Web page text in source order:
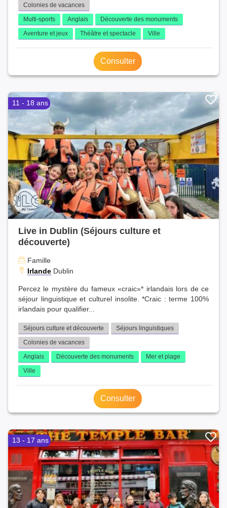
Colonies de vacances
Multi-sports
Anglais
Découverte des monuments
Aventure et jeux
Théâtre et spectacle Ville
Consulter
11 - 18 ans
Live in Dublin (Séjours culture et
découverte)
Famille
Irlande Dublin
Percez le mystère du fameux «craic»* irlandais lors de ce
séjour linguistique et culturel insolite. *Craic : terme 100%
irlandais pour qualifier...
Séjours culture et découverte
Séjours linguistiques
Colonies de vacances
Anglais
Découverte des monuments
Mer et plage
Ville
Consulter
13 - 17 ans